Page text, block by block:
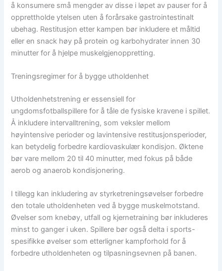
å konsumere små mengder av disse i løpet av pauser for å
opprettholde ytelsen uten å forårsake gastrointestinalt
ubehag. Restitusjon etter kampen bør inkludere et måltid
eller en snack høy på protein og karbohydrater innen 30
minutter for å hjelpe muskelgjenoppretting.
Treningsregimer for å bygge utholdenhet
Utholdenhetstrening er essensiell for
ungdomsfotballspillere for å tåle de fysiske kravene i spillet.
Å inkludere intervalltrening, som veksler mellom
høyintensive perioder og lavintensive restitusjonsperioder,
kan betydelig forbedre kardiovaskulær kondisjon. Øktene
bør vare mellom 20 til 40 minutter, med fokus på både
aerob og anaerob kondisjonering.
I tillegg kan inkludering av styrketreningsøvelser forbedre
den totale utholdenheten ved å bygge muskelmotstand.
Øvelser som knebøy, utfall og kjernetraining bør inkluderes
minst to ganger i uken. Spillere bør også delta i sports-
spesifikke øvelser som etterligner kampforhold for å
forbedre utholdenheten og tilpasningsevnen på banen.